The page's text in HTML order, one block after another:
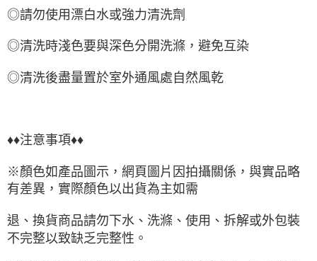
◎請勿使用漂白水或強力清洗劑
◎清洗時淺色要與深色分開洗滌，避免互染
◎清洗後盡量置於室外通風處自然風乾
♦♦注意事項♦♦
※顏色如產品圖示，網頁圖片因拍攝關係，與實品略
有差異，實際顏色以出貨為主如需
退、換貨商品請勿下水、洗滌、使用、拆解或外包裝
不完整以致缺乏完整性。